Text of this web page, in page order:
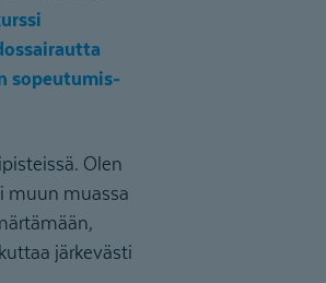
sopeutumis­
Olen
muun muassa
järkevästi